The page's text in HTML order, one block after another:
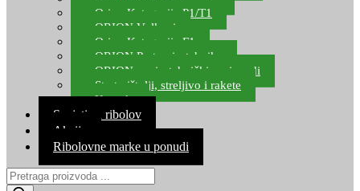
Orion Kategorija P1/T1
ORION Vulkani
Orion Kategorija F1
ORION Party pirotehnika
ORION nepirotehnički proizvodi
Start pištolji, streljivo i rakete
Kontakt
Savjeti za ribolov
Akcija
Ribolovne marke u ponudi
Products
search